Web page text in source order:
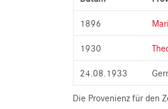
1896
1930
24.08.1933
Die Provenienz für den